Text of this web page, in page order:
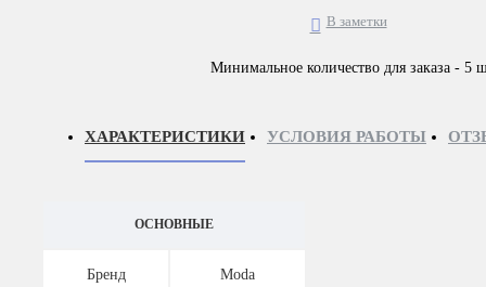
В заметки
Минимальное количество для заказа - 5
ХАРАКТЕРИСТИКИ УСЛОВИЯ РАБОТЫ
ОСНОВНЫЕ
Бренд Moda